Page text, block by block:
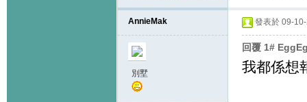
AnnieMak
別墅
發表於 09-
回覆 1#
我都係想